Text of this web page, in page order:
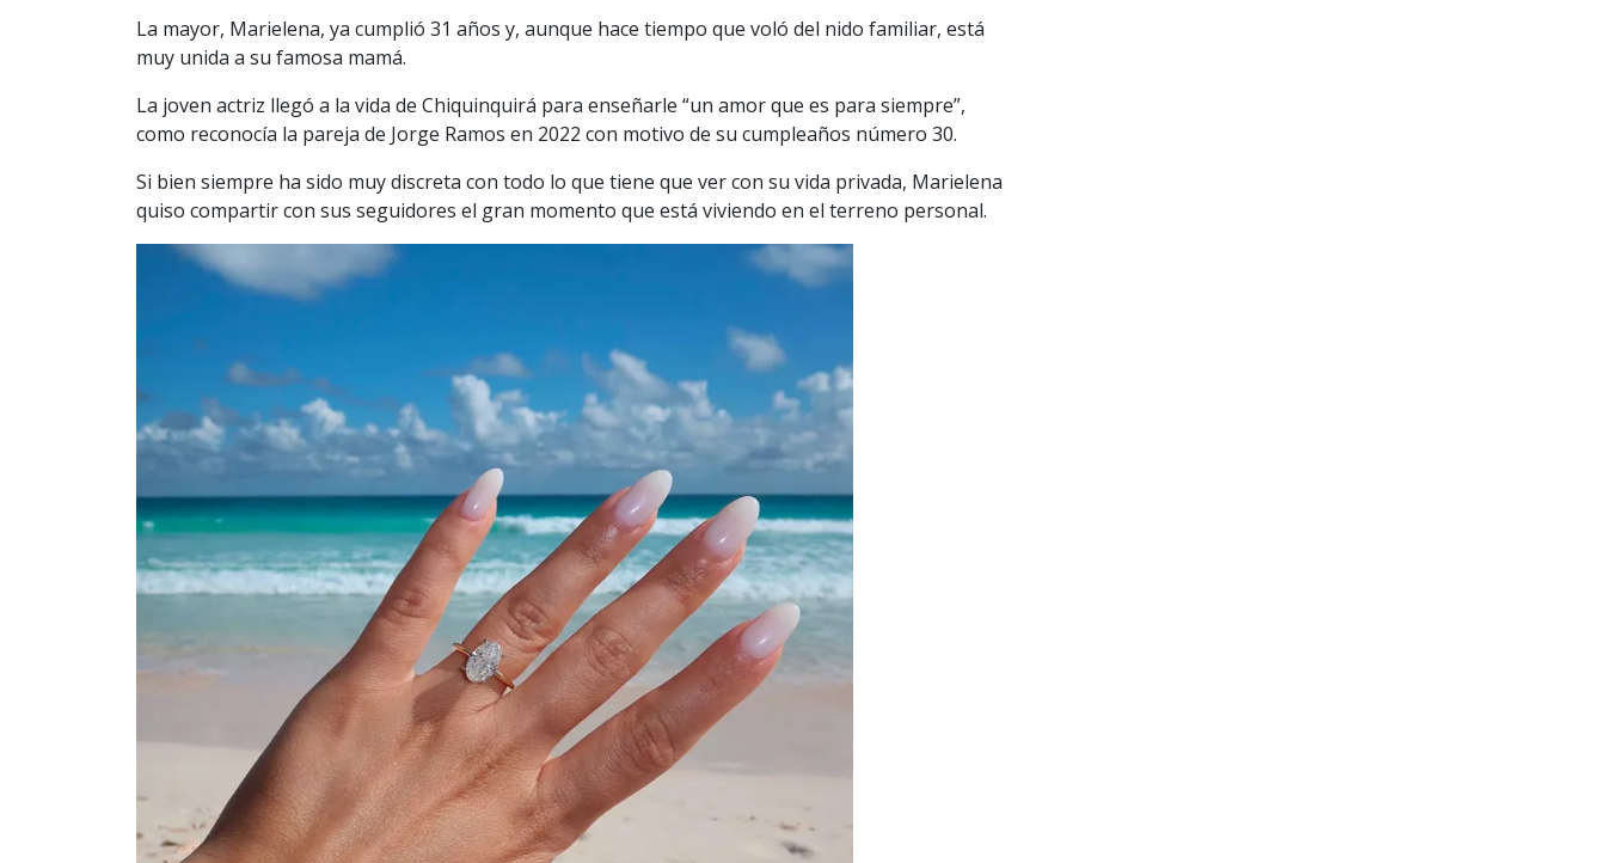
La mayor, Marielena, ya cumplió 31 años y, aunque hace tiempo que voló del nido familiar, está
muy unida a su famosa mamá.
La joven actriz llegó a la vida de Chiquinquirá para enseñarle “un amor que es para siempre”,
como reconocía la pareja de Jorge Ramos en 2022 con motivo de su cumpleaños número 30.
Si bien siempre ha sido muy discreta con todo lo que tiene que ver con su vida privada, Marielena
quiso compartir con sus seguidores el gran momento que está viviendo en el terreno personal.